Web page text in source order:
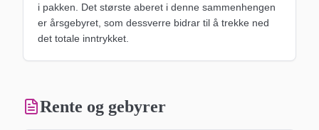
i pakken. Det største aberet i denne sammenhengen
er årsgebyret, som dessverre bidrar til å trekke ned
det totale inntrykket.
Rente og gebyrer